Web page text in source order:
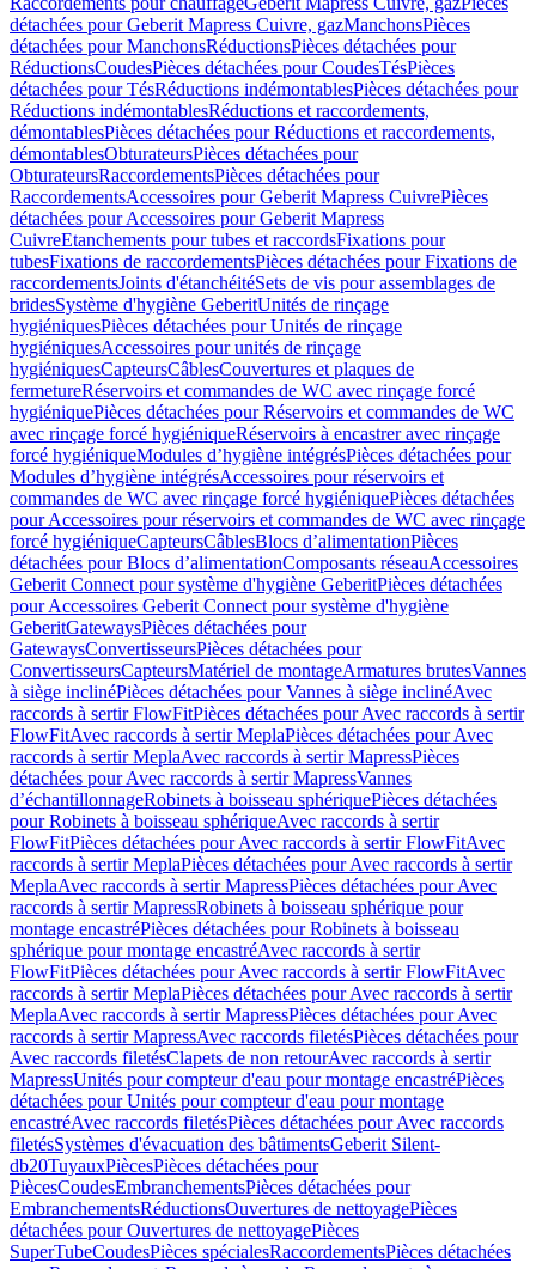
détachées pour Geberit Mapress Cuivre, gazManchonsPièces
détachées pour ManchonsRéductionsPièces détachées pour
RéductionsCoudesPièces détachées pour CoudesTésPièces
détachées pour TésRéductions indémontablesPièces détachées pour
Réductions indémontablesRéductions et raccordements,
démontablesPièces détachées pour Réductions et raccordements,
démontablesObturateursPièces détachées pour
ObturateursRaccordementsPièces détachées pour
RaccordementsAccessoires pour Geberit Mapress CuivrePièces
détachées pour Accessoires pour Geberit Mapress
CuivreEtanchements pour tubes et raccordsFixations pour
tubesFixations de raccordementsPièces détachées pour Fixations de
raccordementsJoints d'étanchéitéSets de vis pour assemblages de
bridesSystème d'hygiène GeberitUnités de rinçage
hygiéniquesPièces détachées pour Unités de rinçage
hygiéniquesAccessoires pour unités de rinçage
hygiéniquesCapteursCâblesCouvertures et plaques de
fermetureRéservoirs et commandes de WC avec rinçage forcé
hygiéniquePièces détachées pour Réservoirs et commandes de WC
avec rinçage forcé hygiéniqueRéservoirs à encastrer avec rinçage
forcé hygiéniqueModules d’hygiène intégrésPièces détachées pour
Modules d’hygiène intégrésAccessoires pour réservoirs et
commandes de WC avec rinçage forcé hygiéniquePièces détachées
pour Accessoires pour réservoirs et commandes de WC avec rinçage
forcé hygiéniqueCapteursCâblesBlocs d’alimentationPièces
détachées pour Blocs d’alimentationComposants réseauAccessoires
Geberit Connect pour système d'hygiène GeberitPièces détachées
pour Accessoires Geberit Connect pour système d'hygiène
GeberitGatewaysPièces détachées pour
GatewaysConvertisseursPièces détachées pour
ConvertisseursCapteursMatériel de montageArmatures brutesVannes
à siège inclinéPièces détachées pour Vannes à siège inclinéAvec
raccords à sertir FlowFitPièces détachées pour Avec raccords à sertir
FlowFitAvec raccords à sertir MeplaPièces détachées pour Avec
raccords à sertir MeplaAvec raccords à sertir MapressPièces
détachées pour Avec raccords à sertir MapressVannes
d’échantillonnageRobinets à boisseau sphériquePièces détachées
pour Robinets à boisseau sphériqueAvec raccords à sertir
FlowFitPièces détachées pour Avec raccords à sertir FlowFitAvec
raccords à sertir MeplaPièces détachées pour Avec raccords à sertir
MeplaAvec raccords à sertir MapressPièces détachées pour Avec
raccords à sertir MapressRobinets à boisseau sphérique pour
montage encastréPièces détachées pour Robinets à boisseau
sphérique pour montage encastréAvec raccords à sertir
FlowFitPièces détachées pour Avec raccords à sertir FlowFitAvec
raccords à sertir MeplaPièces détachées pour Avec raccords à sertir
MeplaAvec raccords à sertir MapressPièces détachées pour Avec
raccords à sertir MapressAvec raccords filetésPièces détachées pour
Avec raccords filetésClapets de non retourAvec raccords à sertir
MapressUnités pour compteur d'eau pour montage encastréPièces
détachées pour Unités pour compteur d'eau pour montage
encastréAvec raccords filetésPièces détachées pour Avec raccords
filetésSystèmes d'évacuation des bâtimentsGeberit Silent-
db20TuyauxPiècesPièces détachées pour
PiècesCoudesEmbranchementsPièces détachées pour
EmbranchementsRéductionsOuvertures de nettoyagePièces
détachées pour Ouvertures de nettoyagePièces
SuperTubeCoudesPièces spécialesRaccordementsPièces détachées